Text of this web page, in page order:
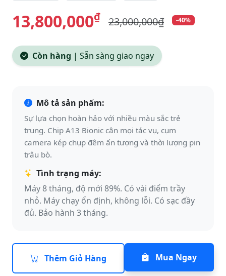
13,800,000₫ 23,000,000₫ -40%
Còn hàng | Sẵn sàng giao ngay
Mô tả sản phẩm:
Sự lựa chọn hoàn hảo với nhiều màu sắc trẻ
trung. Chip A13 Bionic cân mọi tác vụ, cụm
camera kép chụp đêm ấn tượng và thời lượng pin
trâu bò.
Tình trạng máy:
Máy 8 tháng, độ mới 89%. Có vài điểm trầy
nhỏ. Máy chạy ổn định, không lỗi. Có sạc đầy
đủ. Bảo hành 3 tháng.
Thêm Giỏ Hàng Mua Ngay